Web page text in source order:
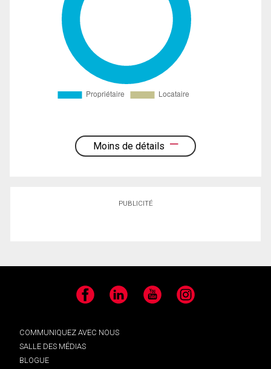
Moins de détails
PUBLICITÉ
Facebook LinkedIn YouTube Instagram
COMMUNIQUEZ AVEC NOUS
SALLE DES MÉDIAS
BLOGUE